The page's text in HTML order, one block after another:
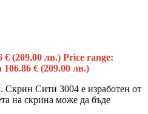
€ (209.00 лв.) Price range:
€ (209.00 лв.)
Скрин Сити 3004 е изработен от
на скрина може да бъде